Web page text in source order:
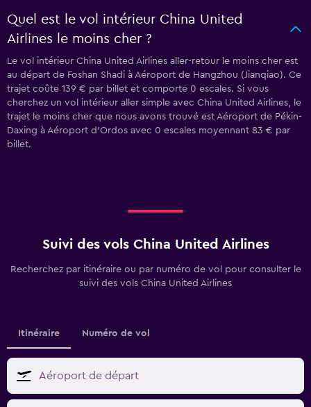
Quel est le vol intérieur China United
Airlines le moins cher ?
Le vol intérieur China United Airlines aller-retour le moins cher est
au départ de Foshan Shadi à Aéroport de Hangzhou (Jianqiao). Ce
trajet coûte 139 € par billet et comporte 0 escales. Si vous
cherchez un vol intérieur aller simple avec China United Airlines, le
trajet le moins cher que nous avons trouvé est Aéroport de Pékin-
Daxing à Aéroport d'Ordos avec 0 escales moyennant 83 € par
billet.
Suivi des vols China United Airlines
Recherchez par itinéraire ou par numéro de vol pour consulter le
suivi des vols China United Airlines
Itinéraire Numéro de vol